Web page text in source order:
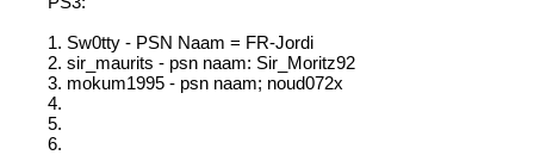
1. Sw0tty - PSN Naam = FR-Jordi
2. sir_maurits - psn naam: Sir_Moritz92
3. mokum1995 - psn naam; noud072x
4.
5.
6.